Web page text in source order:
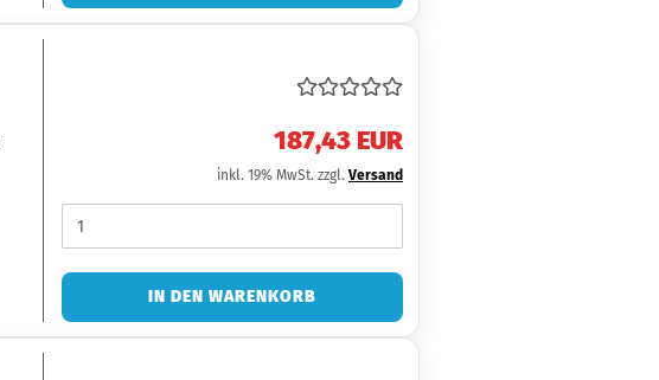
187,43 EUR
inkl. 19% MwSt. zzgl. Versand
IN DEN WARENKORB